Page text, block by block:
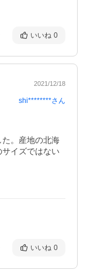
いいね 0
2021/12/18
shi********さん
。産地の北海
イズではない
いいね 0